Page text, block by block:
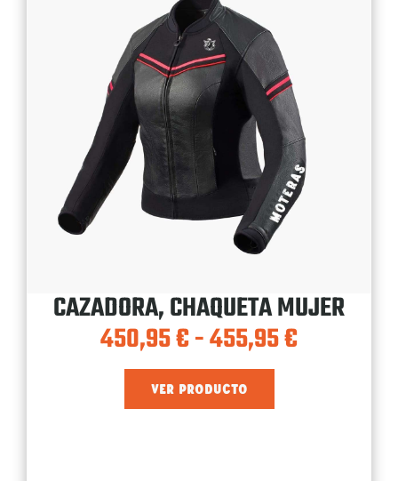
CAZADORA, CHAQUETA MUJER
450,95€-455,95€
VER PRODUCTO